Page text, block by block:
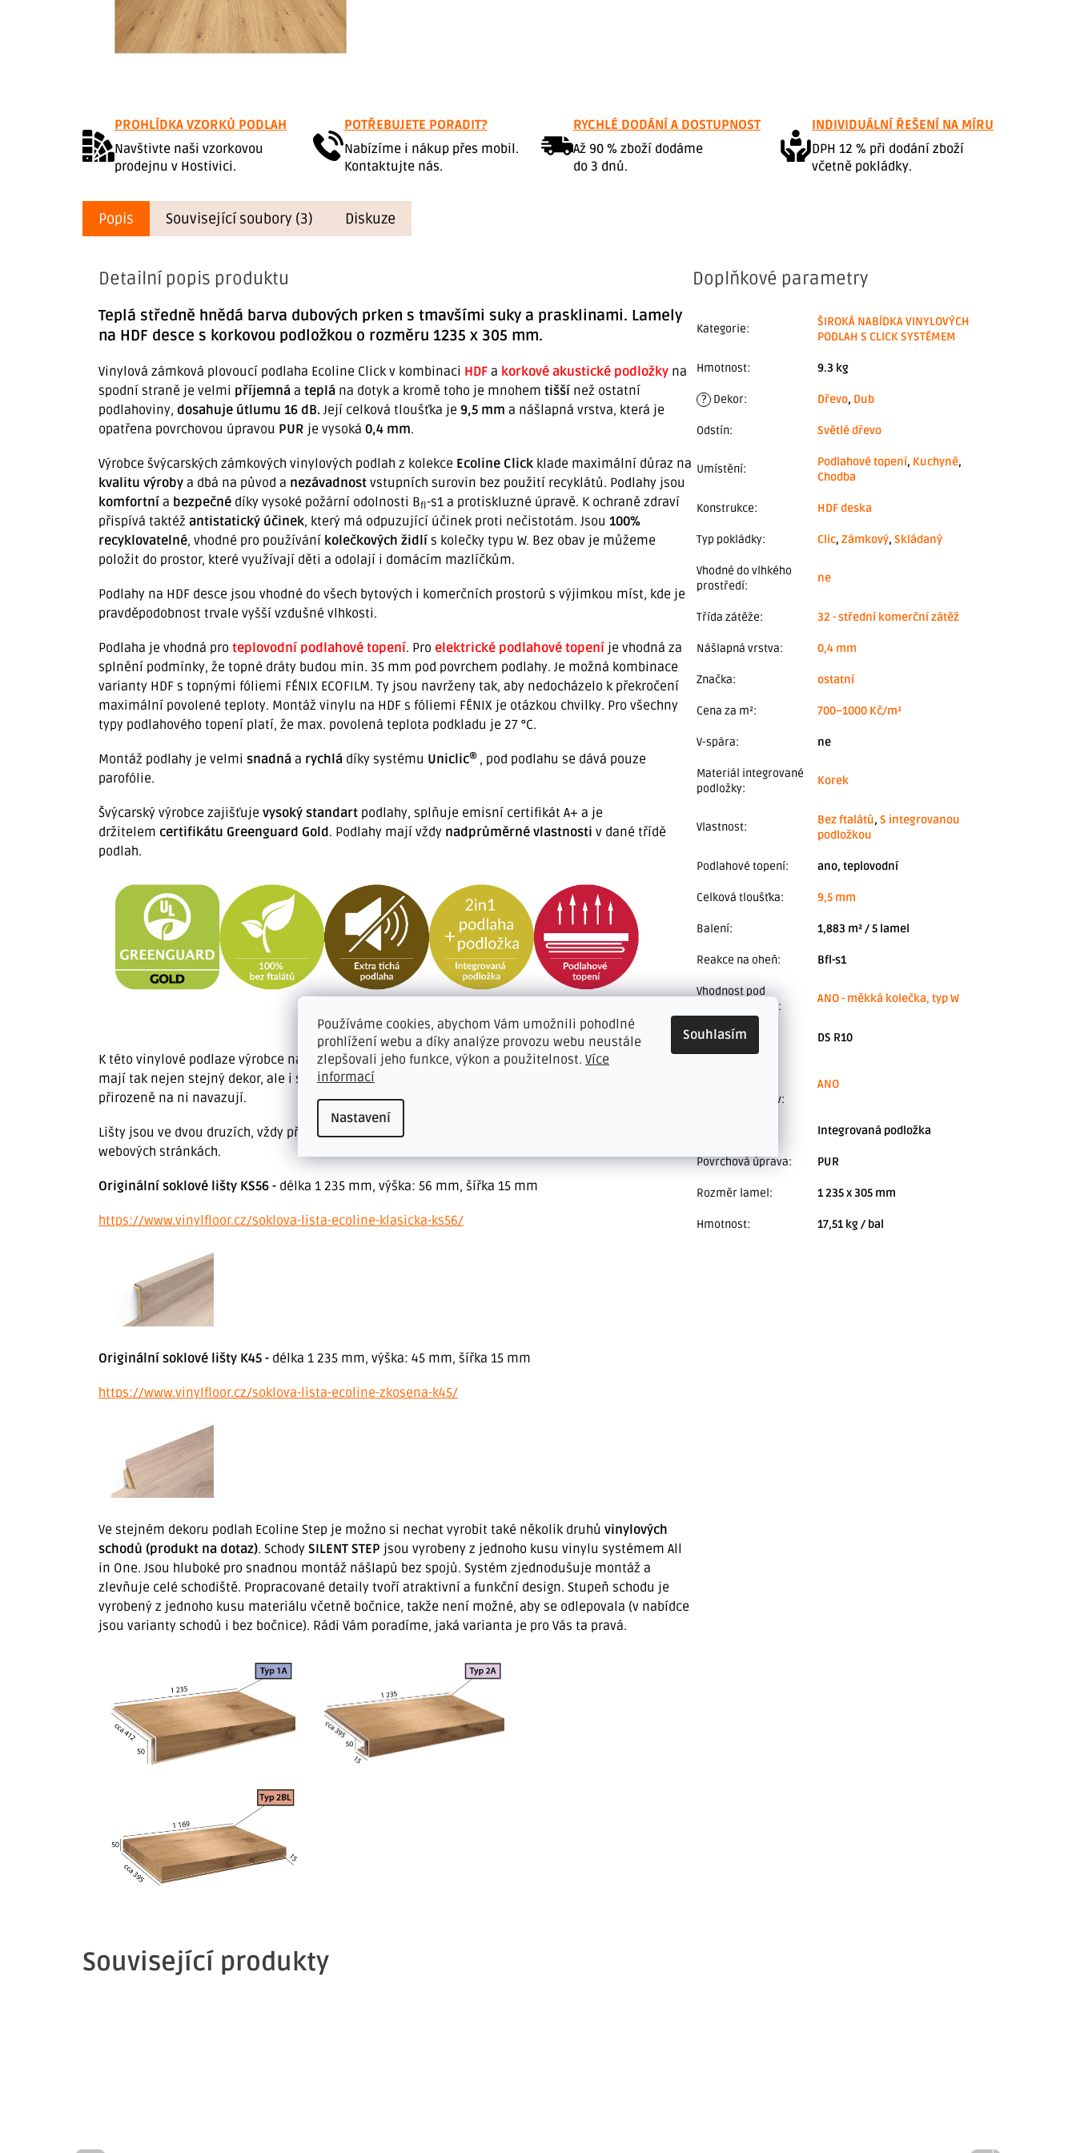
Používáme cookies, abychom Vám umožnili pohodlné
prohlížení webu a díky analýze provozu webu neustále
zlepšovali jeho funkce, výkon a použitelnost. Více
informací
Nastavení
Souhlasím
PROHLÍDKA VZORKŮ PODLAH
Navštivte naši vzorkovou
prodejnu v Hostivici.
POTŘEBUJETE PORADIT?
Nabízíme i nákup přes mobil.
Kontaktujte nás.
RYCHLÉ DODÁNÍ A DOSTUPNOST
Až 90 % zboží dodáme
do 3 dnů.
INDIVIDUÁLNÍ ŘEŠENÍ NA MÍRU
DPH 12 % při dodání zboží
včetně pokládky.
Popis Související soubory (3) Diskuze
Detailní popis produktu
Teplá středně hnědá barva dubových prken s tmavšími suky a prasklinami. Lamely
na HDF desce s korkovou podložkou o rozměru 1235 x 305 mm.
Vinylová zámková plovoucí podlaha Ecoline Click v kombinaci HDF a korkové akustické podložky na
spodní straně je velmi příjemná a teplá na dotyk a kromě toho je mnohem tišší než ostatní
podlahoviny, dosahuje útlumu 16 dB. Její celková tloušťka je 9,5 mm a nášlapná vrstva, která je
opatřena povrchovou úpravou PUR je vysoká 0,4 mm.
Výrobce švýcarských zámkových vinylových podlah z kolekce Ecoline Click klade maximální důraz na
kvalitu výroby a dbá na původ a nezávadnost vstupních surovin bez použití recyklátů. Podlahy jsou
komfortní a bezpečné díky vysoké požární odolnosti Bfl-s1 a protiskluzné úpravě. K ochraně zdraví
přispívá taktéž antistatický účinek, který má odpuzující účinek proti nečistotám. Jsou 100%
recyklovatelné, vhodné pro používání kolečkových židlí s kolečky typu W. Bez obav je můžeme
položit do prostor, které využívají děti a odolají i domácím mazlíčkům.
Podlahy na HDF desce jsou vhodné do všech bytových i komerčních prostorů s výjimkou míst, kde je
pravděpodobnost trvale vyšší vzdušné vlhkosti.
Podlaha je vhodná pro teplovodní podlahové topení. Pro elektrické podlahové topení je vhodná za
splnění podmínky, že topné dráty budou min. 35 mm pod povrchem podlahy. Je možná kombinace
varianty HDF s topnými fóliemi FÉNIX ECOFILM. Ty jsou navrženy tak, aby nedocházelo k překročení
maximální povolené teploty. Montáž vinylu na HDF s fóliemi FÉNIX je otázkou chvilky. Pro všechny
typy podlahového topení platí, že max. povolená teplota podkladu je 27 °C.
Montáž podlahy je velmi snadná a rychlá díky systému Uniclic® , pod podlahu se dává pouze
parofólie.
Švýcarský výrobce zajišťuje vysoký standart podlahy, splňuje emisní certifikát A+ a je
držitelem certifikátu Greenguard Gold. Podlahy mají vždy nadprůměrné vlastnosti v dané třídě
podlah.
K této vinylové podlaze výrobce nabízíoriginál soklové lišty vyrobeny přímo z podlahoviny, které
mají tak nejen stejný dekor, ale i stejnou povrchovou strukturu jako podlaha Ecoline Click a
přirozeně na ni navazují.
Lišty jsou ve dvou druzích, vždy přímo k danému dekoru. Bližší informace naleznete na našich
webových stránkách.
Originální soklové lišty KS56 - délka 1 235 mm, výška: 56 mm, šířka 15 mm
https://www.vinylfloor.cz/soklova-lista-ecoline-klasicka-ks56/
Originální soklové lišty K45 - délka 1 235 mm, výška: 45 mm, šířka 15 mm
https://www.vinylfloor.cz/soklova-lista-ecoline-zkosena-k45/
Ve stejném dekoru podlah Ecoline Step je možno si nechat vyrobit také několik druhů vinylových
schodů (produkt na dotaz). Schody SILENT STEP jsou vyrobeny z jednoho kusu vinylu systémem All
in One. Jsou hluboké pro snadnou montáž nášlapů bez spojů. Systém zjednodušuje montáž a
zlevňuje celé schodiště. Propracované detaily tvoří atraktivní a funkční design. Stupeň schodu je
vyrobený z jednoho kusu materiálu včetně bočnice, takže není možné, aby se odlepovala (v nabídce
jsou varianty schodů i bez bočnice). Rádi Vám poradíme, jaká varianta je pro Vás ta pravá.
Doplňkové parametry
Kategorie:
ŠIROKÁ NABÍDKA VINYLOVÝCH
PODLAH S CLICK SYSTÉMEM
Hmotnost: 9.3 kg
? Dekor: Dřevo, Dub
Odstín: Světlé dřevo
Umístění:
Podlahové topení, Kuchyně,
Chodba
Konstrukce: HDF deska
Typ pokládky: Clic,Zámkový,Skládaný
Vhodné do vlhkého
prostředí:
ne
Třída zátěže: 32 - střední komerční zátěž
Nášlapná vrstva: 0,4 mm
Značka: ostatní
Cena za m²: 700–1000 Kč/m²
V-spára: ne
Materiál integrované
podložky:
Korek
Vlastnost:
Bez ftalátů,S integrovanou
podložkou
Podlahové topení: ano, teplovodní
Celková tloušťka: 9,5 mm
Balení: 1,883 m² / 5 lamel
Reakce na oheň: Bfl-s1
Vhodnost pod
:
ANO - měkká kolečka, typ W
Protiskluznost DS R10
objektových slev:
ANO
Integrovaná podložka
Povrchová úprava: PUR
Rozměr lamel: 1 235 x 305 mm
Hmotnost: 17,51 kg / bal
Související produkty